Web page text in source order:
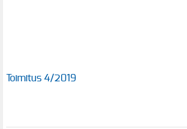
Toimitus 4/2019